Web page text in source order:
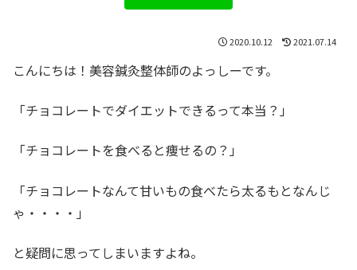
2020.10.12 2021.07.14
こんにちは！美容鍼灸整体師のよっしーです。
「チョコレートでダイエットできるって本当？」
「チョコレートを食べると痩せるの？」
「チョコレートなんて甘いもの食べたら太るもとなんじ
ゃ・・・・」
と疑問に思ってしまいますよね。